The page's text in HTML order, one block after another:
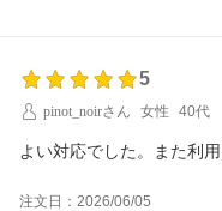
5
pinot_noirさん
女性 40代
よい対応でした。また利
注文日：2026/06/05